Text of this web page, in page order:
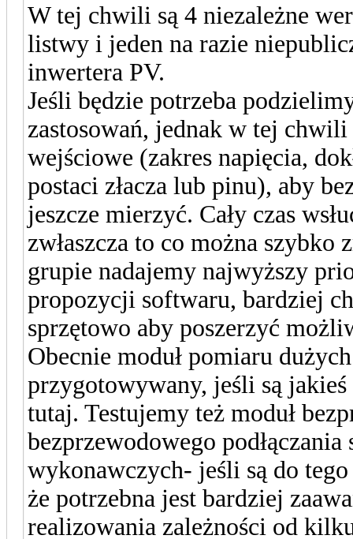
W tej chwili są 4 niezależne
listwy i jeden na razie
inwertera PV.
Jeśli będzie potrzeba
zastosowań, jednak w tej
wejściowe (zakres napięcia,
postaci złacza lub pinu), aby
jeszcze mierzyć. Cały czas
zwłaszcza to co można
grupie nadajemy najwyższy
propozycji softwaru, bardziej
sprzętowo aby poszerzyć
Obecnie moduł pomiaru
przygotowywany, jeśli są
tutaj. Testujemy też moduł
bezprzewodowego
wykonawczych- jeśli są do
że potrzebna jest bardziej
realizowania zależności od